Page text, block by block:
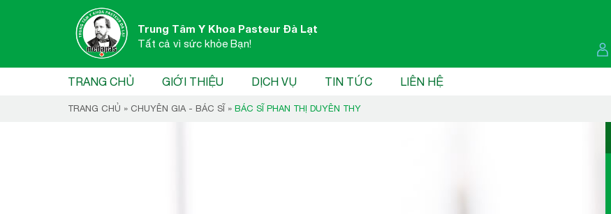
Trung Tâm Y Khoa Pasteur Đà Lạt
Tất cả vì sức khỏe Bạn!
TRANG CHỦ GIỚI THIỆU DỊCH VỤ TIN TỨC LIÊN HỆ
TRANG CHỦ » CHUYÊN GIA - BÁC SĨ » BÁC SĨ PHAN THỊ DUYÊN THY